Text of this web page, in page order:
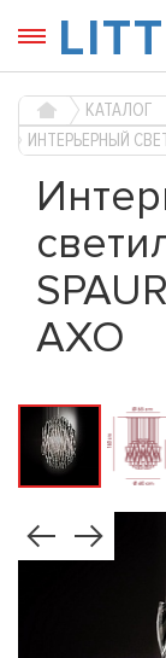
КАТАЛОГ
ИНТЕРЬЕРНЫЙ
AXO